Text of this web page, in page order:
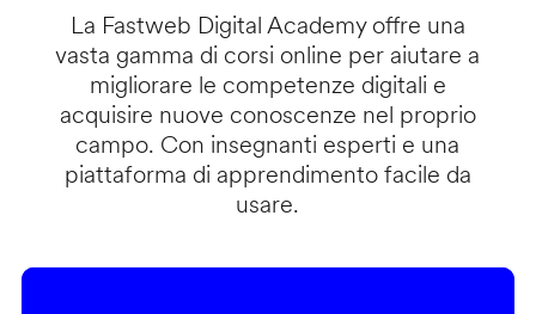
La Fastweb Digital Academy offre una
vasta gamma di corsi online per aiutare a
migliorare le competenze digitali e
acquisire nuove conoscenze nel proprio
campo. Con insegnanti esperti e una
piattaforma di apprendimento facile da
usare.